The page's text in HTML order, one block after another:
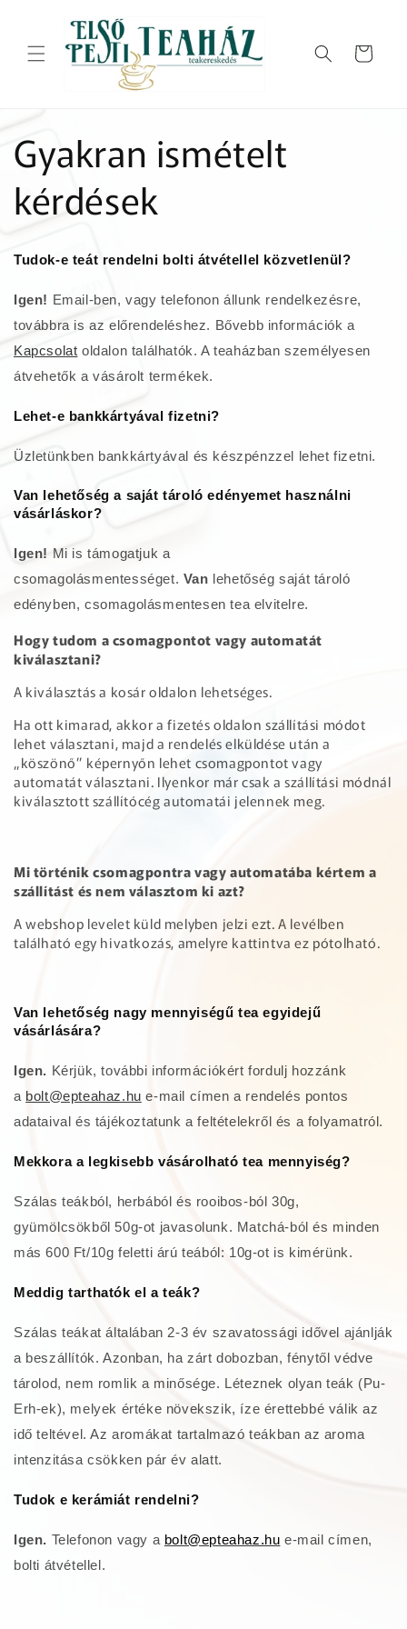
tartalomhoz
Kosár
Gyakran ismételt
kérdések
Tudok-e teát rendelni bolti átvétellel közvetlenül?
Igen! Email-ben, vagy telefonon állunk rendelkezésre,
továbbra is az előrendeléshez. Bővebb információk a
Kapcsolat oldalon találhatók. A teaházban személyesen
átvehetők a vásárolt termékek.
Lehet-e bankkártyával fizetni?
Üzletünkben bankkártyával és készpénzzel lehet fizetni.
Van lehetőség a saját tároló edényemet használni
vásárláskor?
Igen! Mi is támogatjuk a
csomagolásmentességet. Van lehetőség saját tároló
edényben, csomagolásmentesen tea elvitelre.
Hogy tudom a csomagpontot vagy automatát
kiválasztani?
A kiválasztás a kosár oldalon lehetséges.
Ha ott kimarad, akkor a fizetés oldalon szállítási módot
lehet választani, majd a rendelés elküldése után a
„köszönő” képernyőn lehet csomagpontot vagy
automatát választani. Ilyenkor már csak a szállítási módnál
kiválasztott szállítócég automatái jelennek meg.
Mi történik csomagpontra vagy automatába kértem a
szállítást és nem választom ki azt?
A webshop levelet küld melyben jelzi ezt. A levélben
található egy hivatkozás, amelyre kattintva ez pótolható.
Van lehetőség nagy mennyiségű tea egyidejű
vásárlására?
Igen. Kérjük, további információkért fordulj hozzánk
a bolt@epteahaz.hu e-mail címen a rendelés pontos
adataival és tájékoztatunk a feltételekről és a folyamatról.
Mekkora a legkisebb vásárolható tea mennyiség?
Szálas teákból, herbából és rooibos-ból 30g,
gyümölcsökből 50g-ot javasolunk. Matchá-ból és minden
más 600 Ft/10g feletti árú teából: 10g-ot is kimérünk.
Meddig tarthatók el a teák?
Szálas teákat általában 2-3 év szavatossági idővel ajánlják
a beszállítók. Azonban, ha zárt dobozban, fénytől védve
tárolod, nem romlik a minősége. Léteznek olyan teák (Pu-
Erh-ek), melyek értéke növekszik, íze érettebbé válik az
idő teltével. Az aromákat tartalmazó teákban az aroma
intenzitása csökken pár év alatt.
Tudok e kerámiát rendelni?
Igen. Telefonon vagy a bolt@epteahaz.hu e-mail címen,
bolti átvétellel.